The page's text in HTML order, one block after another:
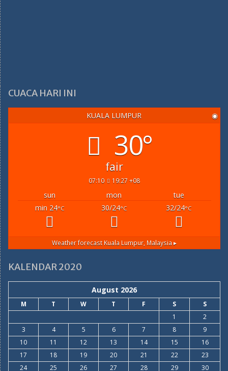
CUACA HARI INI
KUALA LUMPUR ◉
30°
fair
07:10 19:27 +08
sun mon
tue
min 24°C 30/24°C 32/24°C
Weather forecast Kuala Lumpur, Malaysia ▸
KALENDAR 2020
August 2026
M T W T F S
S
1
2
3
4 5 6 7 8
9
10
11 12 13 14 15
16
17
18 19 20 21 22
23
24
25 26 27 28 29 30